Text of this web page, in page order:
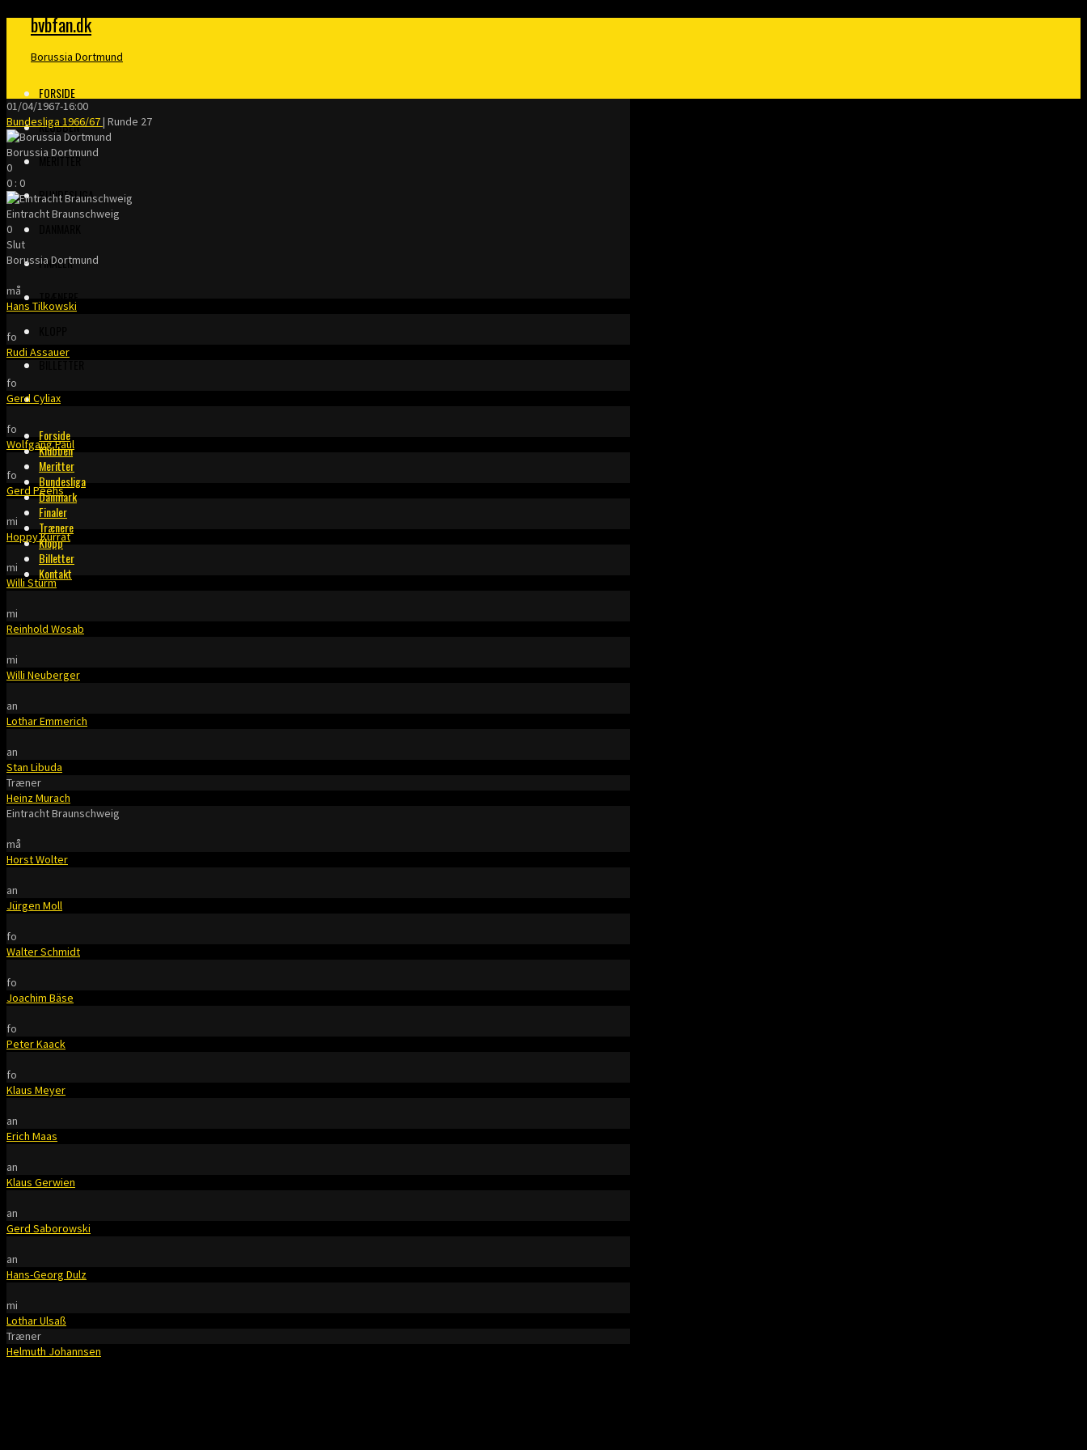
bvbfan.dk
Borussia Dortmund
FORSIDE
KLUBBEN
MERITTER
BUNDESLIGA
FINALER
KONTAKT
Forside
Klubben
Meritter
Bundesliga
Danmark
Finaler
Trænere
Klopp
Billetter
Kontakt
01/04/1967-16:00
Bundesliga 1966/67| Runde 27
Borussia Dortmund
0
0 : 0
Eintracht Braunschweig
0
Slut
Borussia Dortmund
må
Hans Tilkowski
fo
Rudi Assauer
fo
Gerd Cyliax
fo
Wolfgang Paul
fo
Gerd Peehs
mi
Hoppy Kurrat
mi
Willi Sturm
mi
Reinhold Wosab
mi
Willi Neuberger
an
Lothar Emmerich
an
Stan Libuda
Træner
Heinz Murach
Eintracht Braunschweig
må
Horst Wolter
an
Jürgen Moll
fo
Walter Schmidt
fo
Joachim Bäse
fo
Peter Kaack
fo
Klaus Meyer
an
Erich Maas
an
Klaus Gerwien
an
Gerd Saborowski
an
Hans-Georg Dulz
mi
Lothar Ulsaß
Træner
Helmuth Johannsen